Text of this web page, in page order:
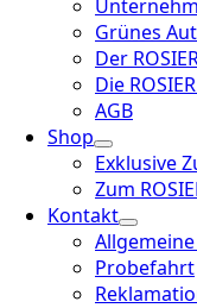
Grünes
Der
Die
AGB
Shop
Exklusive
Zum
Kontakt
Probefahrt